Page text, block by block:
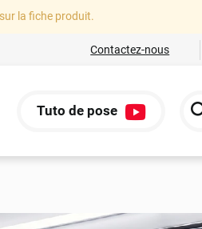
la fiche produit.
Contactez-nous
Tuto de pose